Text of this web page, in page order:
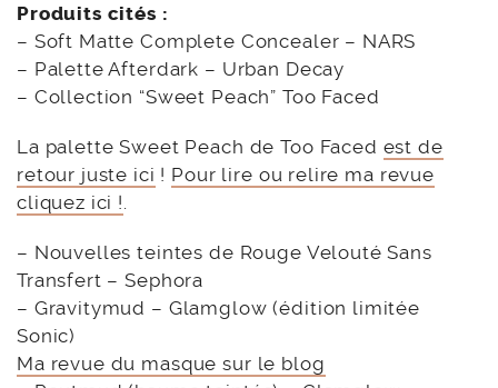
Produits cités :
– Soft Matte Complete Concealer – NARS
– Palette Afterdark – Urban Decay
– Collection “Sweet Peach” Too Faced
La palette Sweet Peach de Too Faced est de
retour juste ici ! Pour lire ou relire ma revue
cliquez ici !
– Nouvelles teintes de Rouge Velouté Sans
Transfert – Sephora
– Gravitymud – Glamglow (édition limitée
Sonic)
Ma revue du masque sur le blog